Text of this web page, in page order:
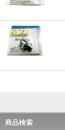
商品検索